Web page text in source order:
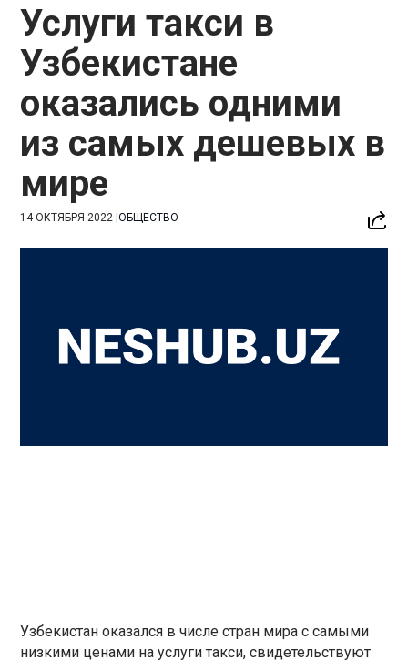
Услуги такси в
Узбекистане
оказались одними
из самых дешевых в
мире
14 ОКТЯБРЯ 2022 |ОБЩЕСТВО
Узбекистан оказался в числе стран мира с самыми
низкими ценами на услуги такси, свидетельствуют